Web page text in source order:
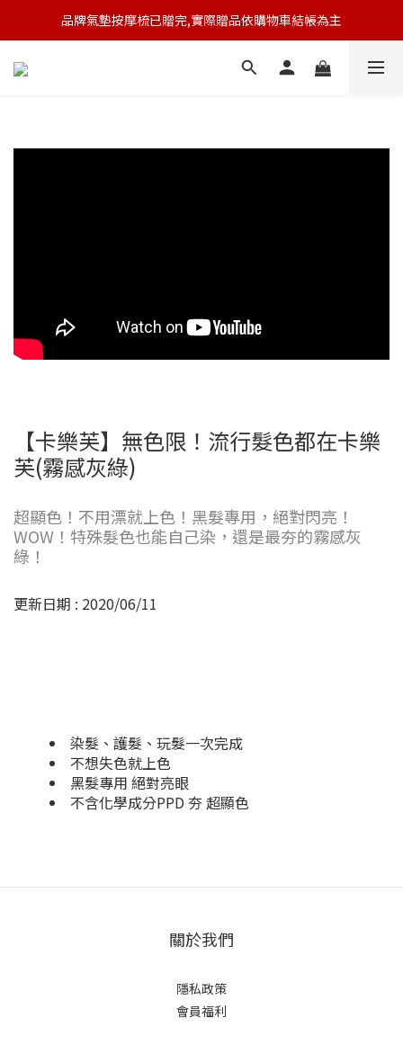
🆕 新會員註冊開卡送9折券 💰
品牌氣墊按摩梳已贈完,實際贈品依購物車結帳為主
🆕 新會員註冊開卡送9折券 💰
【卡樂芙】無色限！流行髮色都在卡樂
芙(霧感灰綠)
超顯色！不用漂就上色！黑髮專用，絕對閃亮！
WOW！特殊髮色也能自己染，還是最夯的霧感灰
綠！
更新日期 : 2020/06/11
染髮、護髮、玩髮一次完成
不想失色就上色
黑髮專用 絕對亮眼
不含化學成分PPD 夯 超顯色
關於我們
隱私政策
會員福利